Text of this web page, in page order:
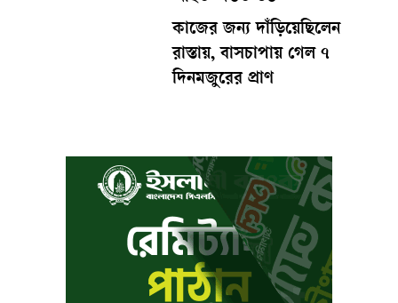
কাজের জন্য দাঁড়িয়েছিলেন
রাস্তায়, বাসচাপায় গেল ৭
দিনমজুরের প্রাণ